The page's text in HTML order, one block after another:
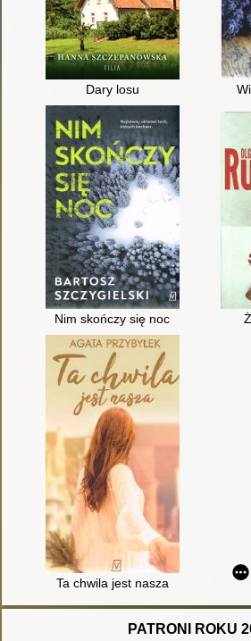
Dary losu
Nim skończy się noc
Ta chwila jest nasza
PATRONI ROKU